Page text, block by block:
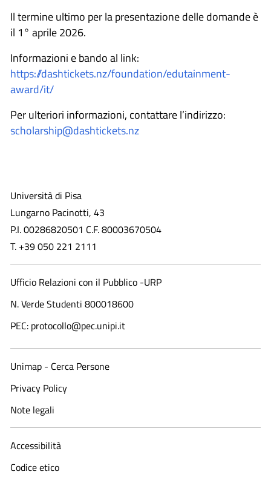
Il termine ultimo per la presentazione delle domande è
il 1° aprile 2026.
Informazioni e bando al link:
https://dashtickets.nz/foundation/edutainment-
award/it/
Per ulteriori informazioni, contattare l’indirizzo:
scholarship@dashtickets.nz
Università di Pisa
Lungarno Pacinotti, 43
P.I. 00286820501 C.F. 80003670504
T. +39 050 221 2111
Ufficio Relazioni con il Pubblico -URP
N. Verde Studenti 800018600​
PEC: protocollo@pec.unipi.it
Unimap - Cerca Persone
Privacy Policy
Note legali
Accessibilità
Codice etico